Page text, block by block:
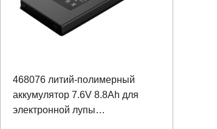
468076 литий-полимерный
аккумулятор 7.6V 8.8Ah для
электронной лупы